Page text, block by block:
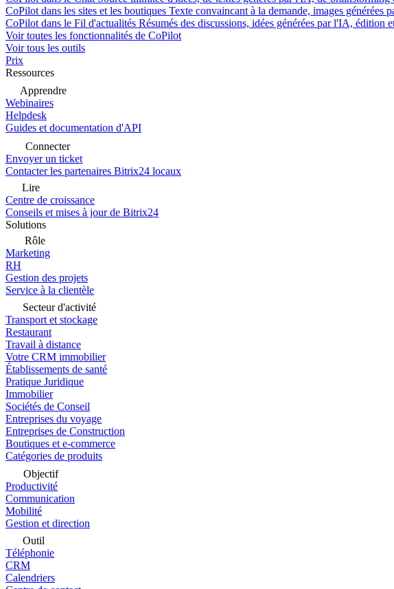
CoPilot dans les sites et les boutiques Texte convaincant à la demande, images générées
CoPilot dans le Fil d'actualités Résumés des discussions, idées générées par l'IA,
Voir toutes les fonctionnalités de CoPilot
Voir tous les outils
Prix
Ressources
Apprendre
Webinaires
Helpdesk
Guides et documentation d'API
Connecter
Envoyer un ticket
Contacter les partenaires Bitrix24 locaux
Lire
Centre de croissance
Conseils et mises à jour de Bitrix24
Solutions
Rôle
Marketing
RH
Gestion des projets
Service à la clientèle
Secteur d'activité
Transport et stockage
Restaurant
Travail à distance
Votre CRM immobilier
Établissements de santé
Pratique Juridique
Immobilier
Sociétés de Conseil
Entreprises du voyage
Entreprises de Construction
Boutiques et e-commerce
Catégories de produits
Objectif
Productivité
Communication
Mobilité
Gestion et direction
Outil
Téléphonie
CRM
Calendriers